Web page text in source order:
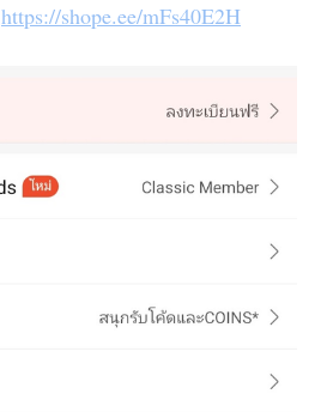
https://shope.ee/mFs40E2H